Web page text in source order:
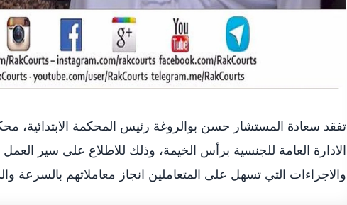
تفقد سعادة المستشار حسن بوالروغة رئيس المحكمة الابتدائية،
الادارة العامة للجنسية برأس الخيمة، وذلك للاطلاع على سير
والاجراءات التي تسهل على المتعاملين انجاز معاملاتهم بالسرعة